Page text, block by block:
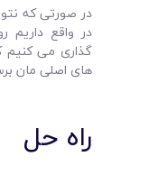
در صورتی که
در واقع داریم
گذاری می کنیم
های اصلی مان
راه حل